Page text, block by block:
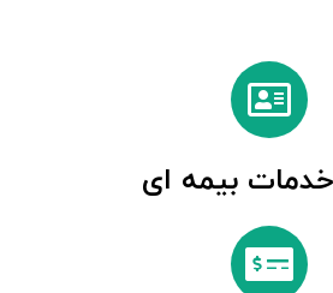
خدمات بیمه ای